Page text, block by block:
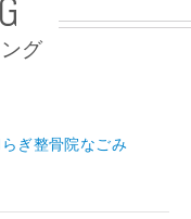
グ
ぎ整骨院なごみ